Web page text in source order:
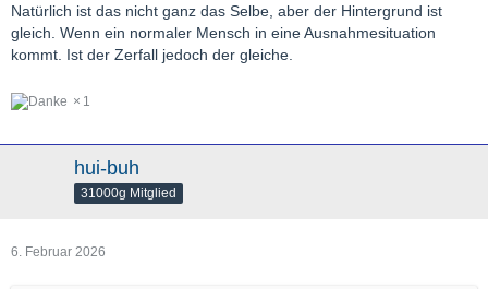
Natürlich ist das nicht ganz das Selbe, aber der Hintergrund ist
gleich. Wenn ein normaler Mensch in eine Ausnahmesituation
kommt. Ist der Zerfall jedoch der gleiche.
1
hui-buh
31000g Mitglied
6. Februar 2026